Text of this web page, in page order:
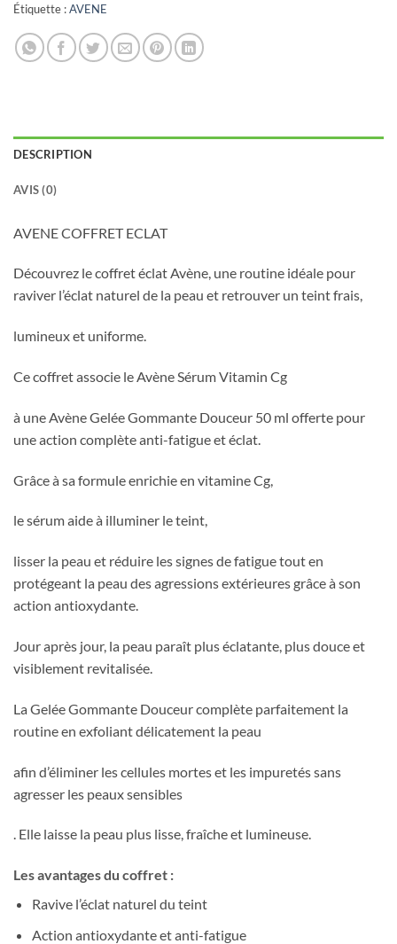
Étiquette :AVENE
DESCRIPTION
AVIS (0)
AVENE COFFRET ECLAT
Découvrez le coffret éclatAvène, une routine idéale pour
raviver l’éclat naturel de la peau et retrouver un teint frais,
lumineux et uniforme.
Ce coffret associe le Avène Sérum Vitamin Cg
à une Avène Gelée Gommante Douceur 50 ml offerte pour
une action complète anti-fatigue et éclat.
Grâce à sa formule enrichie en vitamine Cg,
le sérum aide à illuminer le teint,
lisser la peau et réduire les signes de fatigue tout en
protégeant la peau des agressions extérieures grâce à son
action antioxydante.
Jour après jour, la peau paraît plus éclatante, plus douce et
visiblement revitalisée.
La Gelée Gommante Douceur complète parfaitement la
routine en exfoliant délicatement la peau
afin d’éliminer les cellules mortes et les impuretés sans
agresser les peaux sensibles
. Elle laisse la peau plus lisse, fraîche et lumineuse.
Les avantages du coffret :
Ravive l’éclat naturel du teint
Action antioxydante et anti-fatigue